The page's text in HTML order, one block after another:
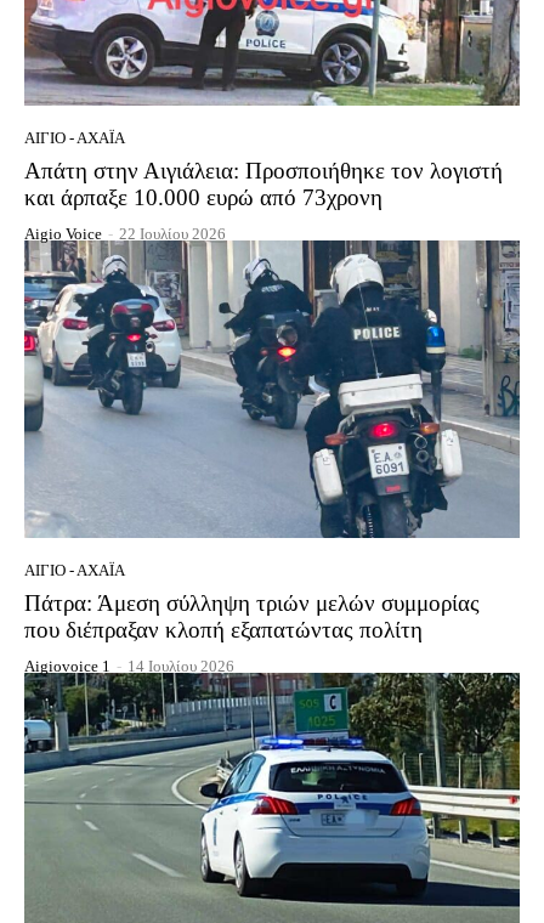
ΑΊΓΙΟ - ΑΧΑΪ́Α
Απάτη στην Αιγιάλεια: Προσποιήθηκε τον λογιστή
και άρπαξε 10.000 ευρώ από 73χρονη
Aigio Voice - 22 Ιουλίου 2026
ΑΊΓΙΟ - ΑΧΑΪ́Α
Πάτρα: Άμεση σύλληψη τριών μελών συμμορίας
που διέπραξαν κλοπή εξαπατώντας πολίτη
Aigiovoice 1 - 14 Ιουλίου 2026